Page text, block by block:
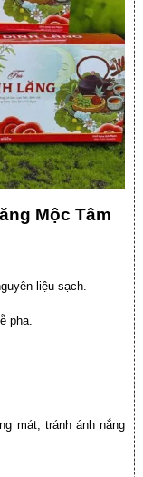
Mộc Tâm
liệu sạch.
pha.
mát, tránh ánh nắng